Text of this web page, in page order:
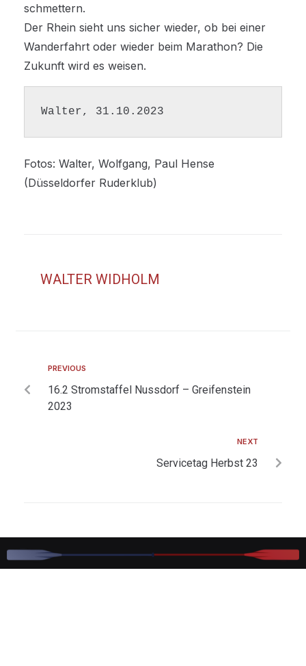
schmettern.
Der Rhein sieht uns sicher wieder, ob bei einer
Wanderfahrt oder wieder beim Marathon? Die
Zukunft wird es weisen.
Walter, 31.10.2023
Fotos: Walter, Wolfgang, Paul Hense
(Düsseldorfer Ruderklub)
WALTER WIDHOLM
PREVIOUS
16.2 Stromstaffel Nussdorf – Greifenstein
2023
NEXT
Servicetag Herbst 23